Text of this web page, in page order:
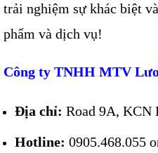
trải nghiệm sự khác biệt
phẩm và dịch vụ!
Công ty TNHH MTV
Địa chỉ: Road 9A, KCN
Hotline: 0905.468.055